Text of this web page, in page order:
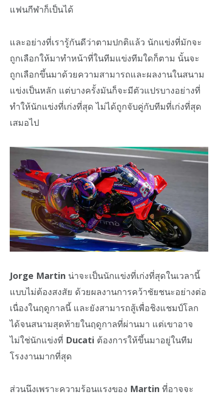
แฟนกีฬาก็เป็นได้
และอย่างที่เรารู้กันดีว่าตามปกติแล้ว นักแข่งที่มักจะ
ถูกเลือกให้มาทำหน้าที่ในทีมแข่งทีมใดก็ตาม นั้นจะ
ถูกเลือกขึ้นมาด้วยความสามารถและผลงานในสนาม
แข่งเป็นหลัก แต่บางครั้งมันก็จะมีตัวแปรบางอย่างที่
ทำให้นักแข่งที่เก่งที่สุด ไม่ได้ถูกจับคู่กับทีมที่เก่งที่สุด
เสมอไป
Jorge Martin น่าจะเป็นนักแข่งที่เก่งที่สุดในเวลานี้
แบบไม่ต้องสงสัย ด้วยผลงานการคว้าชัยชนะอย่างต่อ
เนื่องในฤดูกาลนี้ และยังสามารถสู้เพื่อชิงแชมป์โลก
ได้จนสนามสุดท้ายในฤดูกาลที่ผ่านมา แต่เขาอาจ
ไม่ใช่นักแข่งที่ Ducati ต้องการให้ขึ้นมาอยู่ในทีม
โรงงานมากที่สุด
ส่วนนึงเพราะความร้อนแรงของ Martin ที่อาจจะ